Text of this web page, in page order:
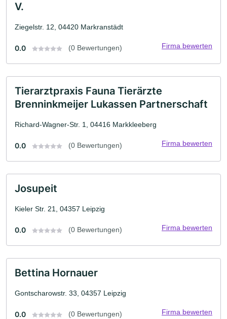
V.
Ziegelstr. 12, 04420 Markranstädt
0.0 (0 Bewertungen) Firma bewerten
Tierarztpraxis Fauna Tierärzte
Brenninkmeijer Lukassen Partnerschaft
Richard-Wagner-Str. 1, 04416 Markkleeberg
0.0 (0 Bewertungen) Firma bewerten
Josupeit
Kieler Str. 21, 04357 Leipzig
0.0 (0 Bewertungen) Firma bewerten
Bettina Hornauer
Gontscharowstr. 33, 04357 Leipzig
0.0 (0 Bewertungen) Firma bewerten